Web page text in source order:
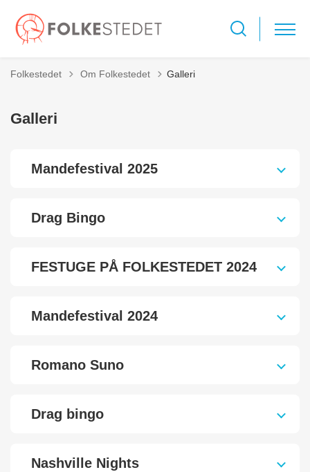
Folkestedet Tilbage til
Om Folkestedet Galleri
Galleri
Mandefestival 2025
Drag Bingo
FESTUGE PÅ FOLKESTEDET 2024
Mandefestival 2024
Romano Suno
Drag bingo
Nashville Nights